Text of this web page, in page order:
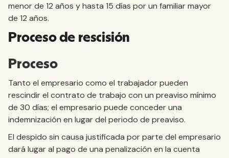
menor de 12 años y hasta 15 días por un familiar mayor
de 12 años.
Proceso de rescisión
Proceso
Tanto el empresario como el trabajador pueden
rescindir el contrato de trabajo con un preaviso mínimo
de 30 días; el empresario puede conceder una
indemnización en lugar del periodo de preaviso.
El despido sin causa justificada por parte del empresario
dará lugar al pago de una penalización en la cuenta